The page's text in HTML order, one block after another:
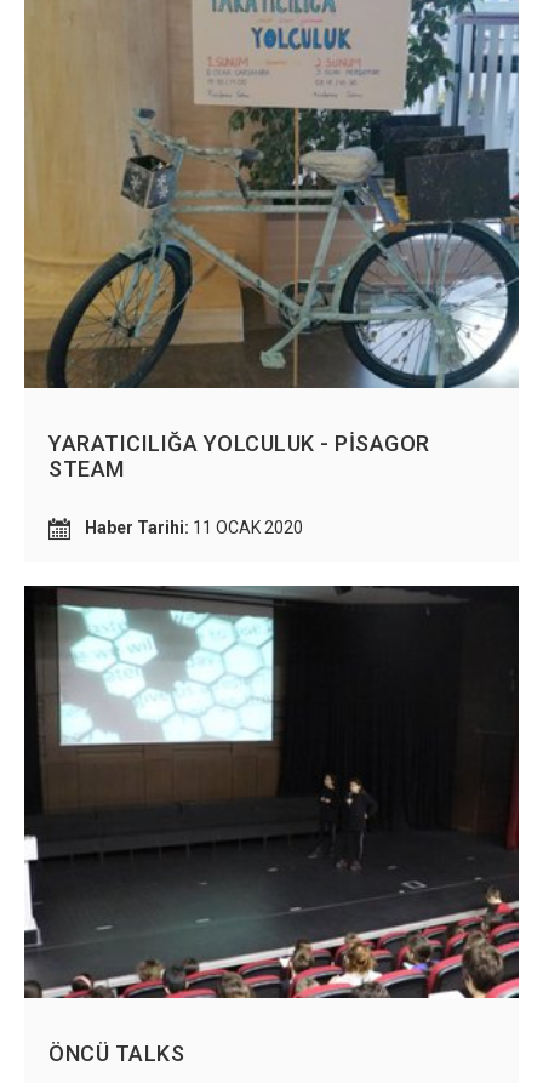
YARATICILIĞA YOLCULUK - PİSAGOR
STEAM
Haber Tarihi: 11 OCAK 2020
ÖNCÜ TALKS